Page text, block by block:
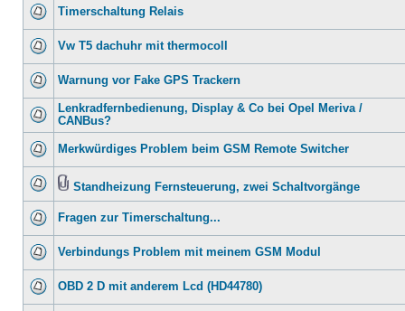
Timerschaltung Relais
Vw T5 dachuhr mit thermocoll
Warnung vor Fake GPS Trackern
Lenkradfernbedienung, Display & Co bei Opel Meriva /
CANBus?
Merkwürdiges Problem beim GSM Remote Switcher
Standheizung Fernsteuerung, zwei Schaltvorgänge
Fragen zur Timerschaltung...
Verbindungs Problem mit meinem GSM Modul
OBD 2 D mit anderem Lcd (HD44780)